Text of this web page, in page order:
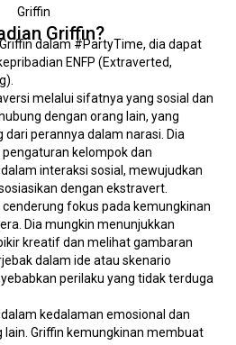
Griffin
Griffin?
dalam #PartyTime, dia dapat
ENFP (Extraverted,
melalui sifatnya yang sosial dan
dengan orang lain, yang
perannya dalam narasi. Dia
kelompok dan
interaksi sosial, mewujudkan
dengan ekstravert.
fokus pada kemungkinan
Dia mungkin menunjukkan
kreatif dan melihat gambaran
dalam ide atau skenario
perilaku yang tidak terduga
kedalaman emosional dan
Griffin kemungkinan membuat